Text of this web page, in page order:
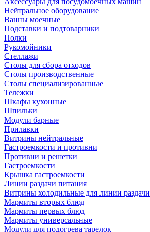
Нейтральное оборудование
Ванны моечные
Подставки и подтоварники
Полки
Рукомойники
Стеллажи
Столы для сбора отходов
Столы производственные
Столы специализированные
Тележки
Шкафы кухонные
Шпильки
Модули барные
Прилавки
Витрины нейтральные
Гастроемкости и противни
Противни и решетки
Гастроемкости
Крышка гастроемкости
Линии раздачи питания
Витрины холодильные для линии раздачи
Мармиты вторых блюд
Мармиты первых блюд
Мармиты универсальные
Модули для подогрева тарелок